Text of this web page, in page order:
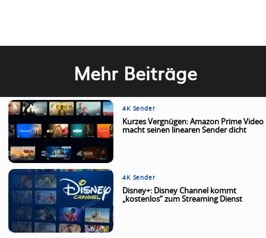
Mehr Beiträge
4K Sender
Kurzes Vergnügen: Amazon Prime Video
macht seinen linearen Sender dicht
4K Sender
Disney+: Disney Channel kommt
„kostenlos“ zum Streaming Dienst